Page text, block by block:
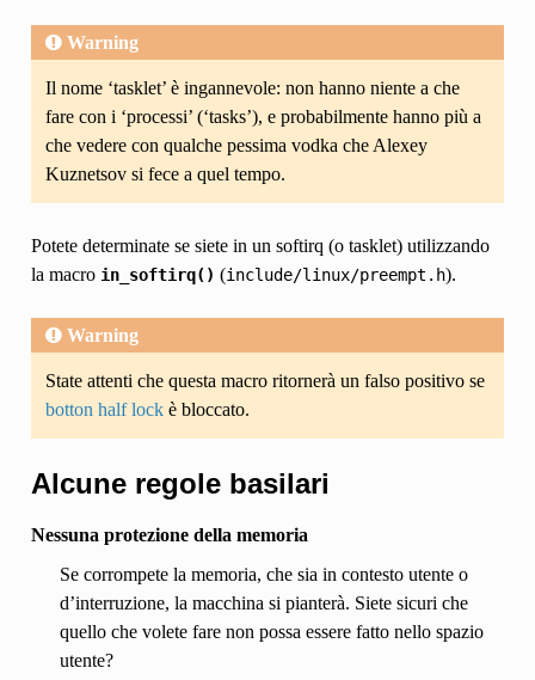
Warning
Il nome ‘tasklet’ è ingannevole: non hanno niente a che
fare con i ‘processi’ (‘tasks’), e probabilmente hanno più a
che vedere con qualche pessima vodka che Alexey
Kuznetsov si fece a quel tempo.
Potete determinate se siete in un softirq (o tasklet) utilizzando
la macro in_softirq() (include/linux/preempt.h).
Warning
State attenti che questa macro ritornerà un falso positivo se
botton half lockè bloccato.
Alcune regole basilari
Nessuna protezione della memoria
Se corrompete la memoria, che sia in contesto utente o
d’interruzione, la macchina si pianterà. Siete sicuri che
quello che volete fare non possa essere fatto nello spazio
utente?